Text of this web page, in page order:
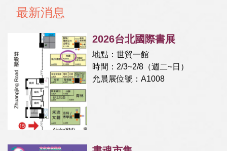
最新消息
2026台北國際書展
地點：世貿一館
時間：2/3~2/8（週二~日）
允晨展位號：A1008